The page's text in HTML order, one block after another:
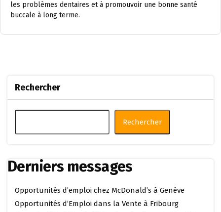
les problèmes dentaires et à promouvoir une bonne santé
buccale à long terme.
Rechercher
Rechercher
Derniers messages
Opportunités d’emploi chez McDonald’s à Genève
Opportunités d’Emploi dans la Vente à Fribourg